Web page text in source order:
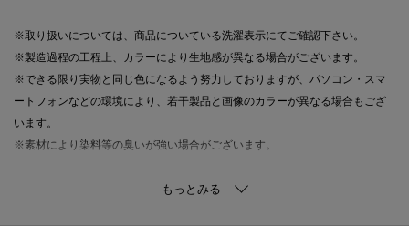
※取り扱いについては、商品についている洗濯表示にてご確認下さい。
※製造過程の工程上、カラーにより生地感が異なる場合がございます。
※できる限り実物と同じ色になるよう努力しておりますが、パソコン・スマ
ートフォンなどの環境により、若干製品と画像のカラーが異なる場合もござ
います。
※素材により染料等の臭いが強い場合がございます。
＝＝＝＝＝＝＝＝＝＝＝＝＝＝＝＝＝＝＝＝＝＝＝＝